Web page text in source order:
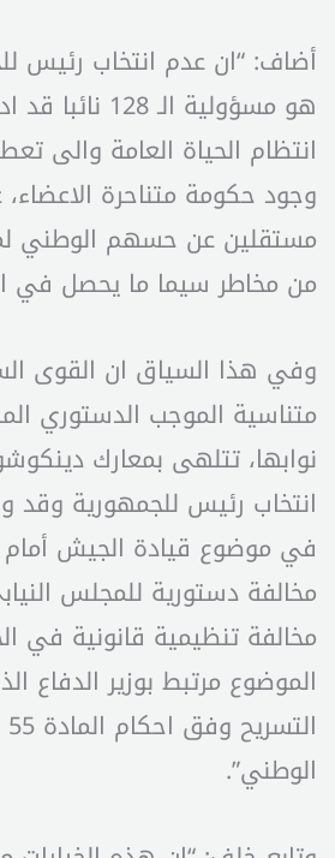
أضاف: “ان عدم انتخاب رئيس
هو مسؤولية الـ
انتظام الحياة العامة والى
وجود حكومة متناحرة الاعضاء،
مستقلين عن حسهم الوطني
من مخاطر سيما ما يحصل في
وفي هذا السياق ان القوى
متناسية الموجب الدستوري
نوابها، تتلهى بمعارك
انتخاب رئيس للجمهورية وقد
في موضوع قيادة الجيش أمام
مخالفة دستورية للمجلس
مخالفة تنظيمية قانونية في
الموضوع مرتبط بوزير الدفاع
الوطني”.